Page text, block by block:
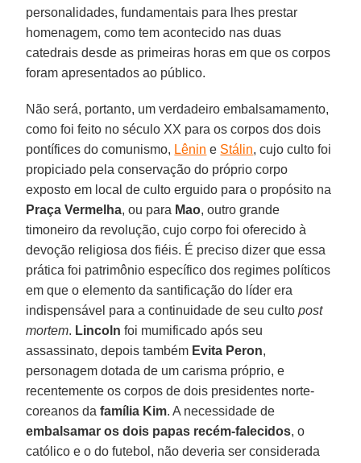
personalidades, fundamentais para lhes prestar
homenagem, como tem acontecido nas duas
catedrais desde as primeiras horas em que os corpos
foram apresentados ao público.
Não será, portanto, um verdadeiro embalsamamento,
como foi feito no século XX para os corpos dos dois
pontífices do comunismo, Lênin e Stálin, cujo culto foi
propiciado pela conservação do próprio corpo
exposto em local de culto erguido para o propósito na
Praça Vermelha, ou para Mao, outro grande
timoneiro da revolução, cujo corpo foi oferecido à
devoção religiosa dos fiéis. É preciso dizer que essa
prática foi patrimônio específico dos regimes políticos
em que o elemento da santificação do líder era
indispensável para a continuidade de seu cultopost
mortem. Lincoln foi mumificado após seu
assassinato, depois também Evita Peron,
personagem dotada de um carisma próprio, e
recentemente os corpos de dois presidentes norte-
coreanos dafamília Kim. A necessidade de
embalsamar os dois papas recém-falecidos, o
católico e o do futebol, não deveria ser considerada